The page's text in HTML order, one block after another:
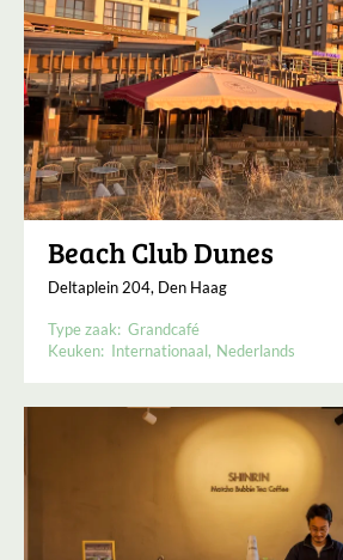
Beach Club Dunes
Deltaplein 204, Den Haag
Type zaak: Grandcafé
Keuken: Internationaal Nederlands